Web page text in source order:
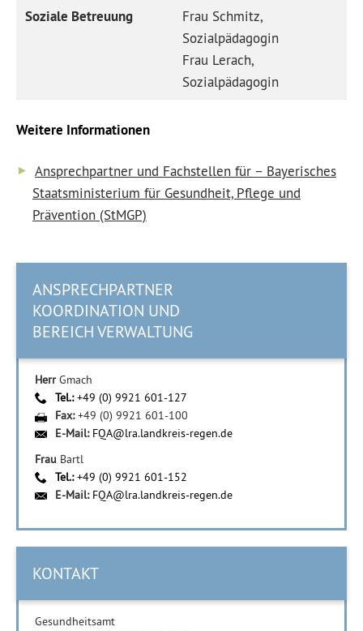
Soziale Betreuung
Frau Schmitz,
Sozialpädagogin
Frau Lerach,
Sozialpädagogin
Weitere Informationen
Ansprechpartner und Fachstellen für – Bayerisches
Staatsministerium für Gesundheit, Pflege und
Prävention (StMGP)
ANSPRECHPARTNER
KOORDINATION UND
BEREICH VERWALTUNG
Herr Gmach
Tel.:+49 (0) 9921 601-127
Fax:+49 (0) 9921 601-100
E-Mail: FQA@lra.landkreis-regen.de
Frau Bartl
Tel.:+49 (0) 9921 601-152
E-Mail: FQA@lra.landkreis-regen.de
KONTAKT
Gesundheitsamt